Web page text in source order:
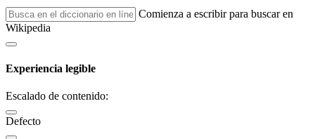
Comienza a escribir para buscar en
Wikipedia
Experiencia legible
Escalado de contenido:
Defecto